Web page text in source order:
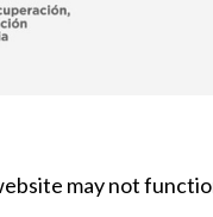
may not